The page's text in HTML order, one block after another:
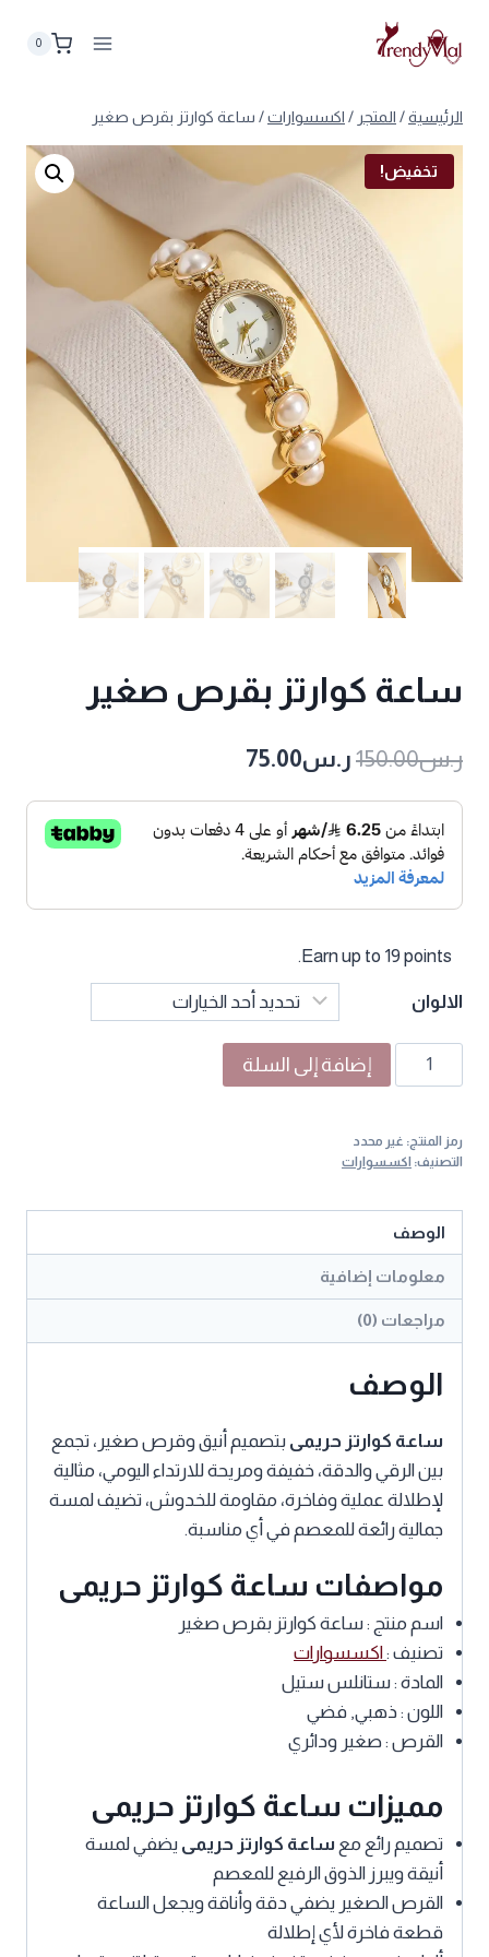
0
الرئيسية/ المتجر / اكسسوارات/ ساعة كوارتز بقرص صغير
تخفيض!
ساعة كوارتز بقرص صغير
ر.س150.00 السعر
الأصلي
هو:
ر.س150.00.
ر.س75.00
الحالي
هو:
Earn up to 19 points.
الالوان
كمية
ساعة
بقرص
صغير
إضافة إلى السلة
رمز المنتج: غير محدد
التصنيف: اكسسوارات
الوصف
معلومات إضافية
مراجعات (0)
الوصف
ساعة كوارتز حريمى بتصميم أنيق وقرص صغير، تجمع
بين الرقي والدقة، خفيفة ومريحة للارتداء اليومي، مثالية
لإطلالة عملية وفاخرة، مقاومة للخدوش، تضيف لمسة
جمالية رائعة للمعصم في أي مناسبة.
مواصفات ساعة كوارتز حريمى
اسم منتج : ساعة كوارتز بقرص صغير
تصنيف :اكسسوارات
المادة : ستانلس ستيل
اللون : ذهبي, فضي
القرص : صغير ودائري
مميزات ساعة كوارتز حريمى
تصميم رائع مع ساعة كوارتز حريمى يضفي لمسة
أنيقة ويبرز الذوق الرفيع للمعصم
القرص الصغير يضفي دقة وأناقة ويجعل الساعة
قطعة فاخرة لأي إطلالة